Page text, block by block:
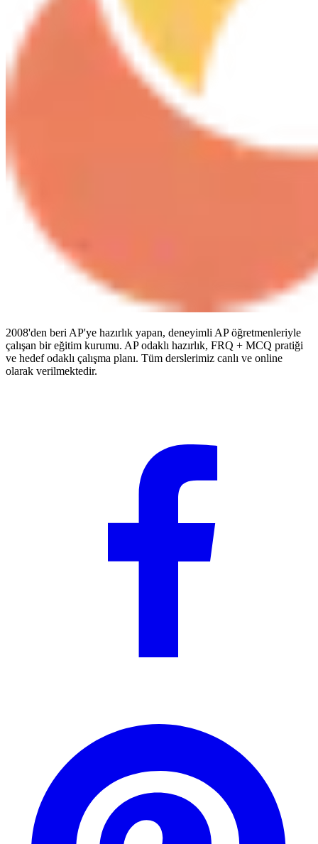
2008'den beri AP'ye hazırlık yapan, deneyimli AP öğretmenleriyle
çalışan bir eğitim kurumu. AP odaklı hazırlık, FRQ + MCQ pratiği
ve hedef odaklı çalışma planı. Tüm derslerimiz canlı ve online
olarak verilmektedir.